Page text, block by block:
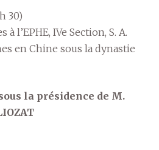
30)
l’EPHE, IVe Section, S. A.
en Chine sous la dynastie
la présidence de M.